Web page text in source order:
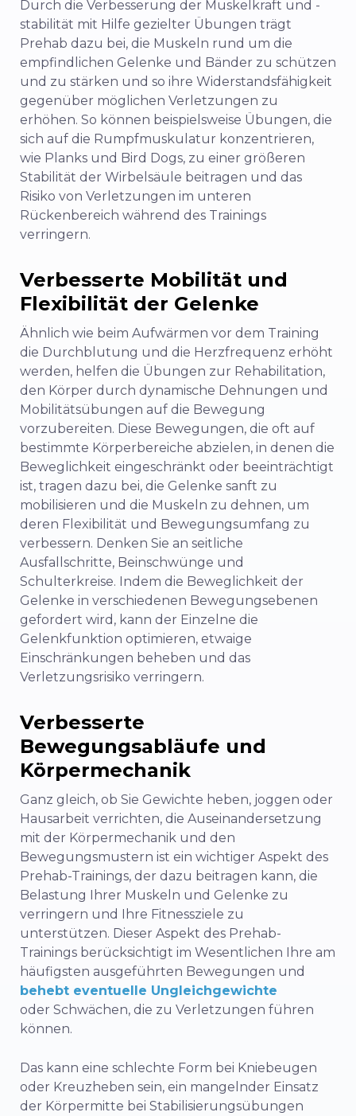
Durch die Verbesserung der Muskelkraft und -
stabilität mit Hilfe gezielter Übungen trägt
Prehab dazu bei, die Muskeln rund um die
empfindlichen Gelenke und Bänder zu schützen
und zu stärken und so ihre Widerstandsfähigkeit
gegenüber möglichen Verletzungen zu
erhöhen. So können beispielsweise Übungen, die
sich auf die Rumpfmuskulatur konzentrieren,
wie Planks und Bird Dogs, zu einer größeren
Stabilität der Wirbelsäule beitragen und das
Risiko von Verletzungen im unteren
Rückenbereich während des Trainings
verringern.
Verbesserte Mobilität und
Flexibilität der Gelenke
Ähnlich wie beim Aufwärmen vor dem Training
die Durchblutung und die Herzfrequenz erhöht
werden, helfen die Übungen zur Rehabilitation,
den Körper durch dynamische Dehnungen und
Mobilitätsübungen auf die Bewegung
vorzubereiten. Diese Bewegungen, die oft auf
bestimmte Körperbereiche abzielen, in denen die
Beweglichkeit eingeschränkt oder beeinträchtigt
ist, tragen dazu bei, die Gelenke sanft zu
mobilisieren und die Muskeln zu dehnen, um
deren Flexibilität und Bewegungsumfang zu
verbessern. Denken Sie an seitliche
Ausfallschritte, Beinschwünge und
Schulterkreise. Indem die Beweglichkeit der
Gelenke in verschiedenen Bewegungsebenen
gefordert wird, kann der Einzelne die
Gelenkfunktion optimieren, etwaige
Einschränkungen beheben und das
Verletzungsrisiko verringern.
Verbesserte
Bewegungsabläufe und
Körpermechanik
Ganz gleich, ob Sie Gewichte heben, joggen oder
Hausarbeit verrichten, die Auseinandersetzung
mit der Körpermechanik und den
Bewegungsmustern ist ein wichtiger Aspekt des
Prehab-Trainings, der dazu beitragen kann, die
Belastung Ihrer Muskeln und Gelenke zu
verringern und Ihre Fitnessziele zu
unterstützen. Dieser Aspekt des Prehab-
Trainings berücksichtigt im Wesentlichen Ihre am
häufigsten ausgeführten Bewegungen und
behebt eventuelle Ungleichgewichte
oder Schwächen, die zu Verletzungen führen
können.
Das kann eine schlechte Form bei Kniebeugen
oder Kreuzheben sein, ein mangelnder Einsatz
der Körpermitte bei Stabilisierungsübungen